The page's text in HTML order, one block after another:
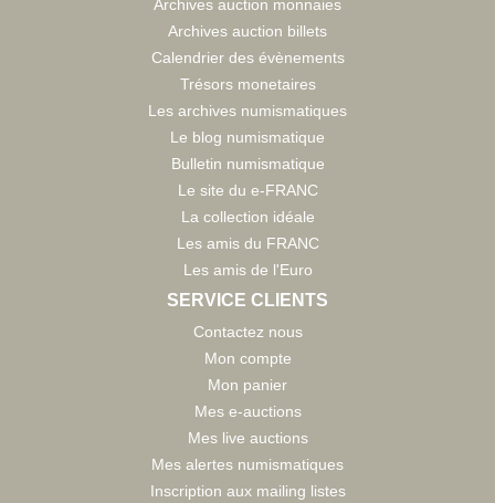
Archives auction monnaies
Archives auction billets
Calendrier des évènements
Trésors monetaires
Les archives numismatiques
Le blog numismatique
Bulletin numismatique
Le site du e-FRANC
La collection idéale
Les amis du FRANC
Les amis de l'Euro
SERVICE CLIENTS
Contactez nous
Mon compte
Mon panier
Mes e-auctions
Mes live auctions
Mes alertes numismatiques
Inscription aux mailing listes